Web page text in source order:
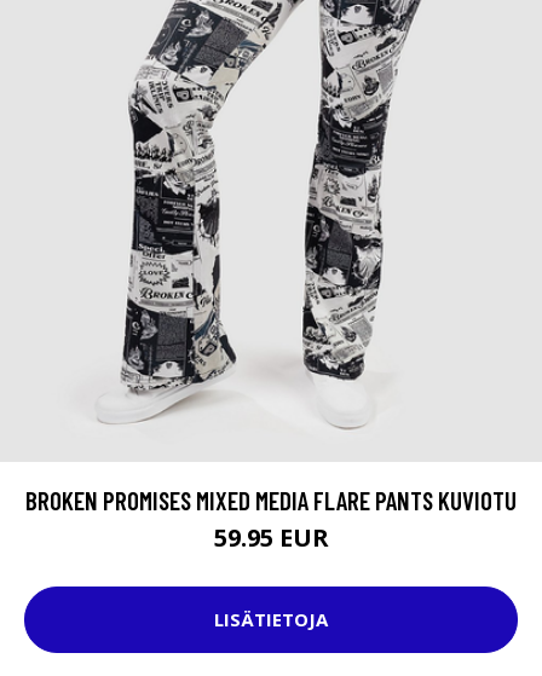
BROKEN PROMISES MIXED MEDIA FLARE PANTS KUVIOTU
59.95 EUR
LISÄTIETOJA